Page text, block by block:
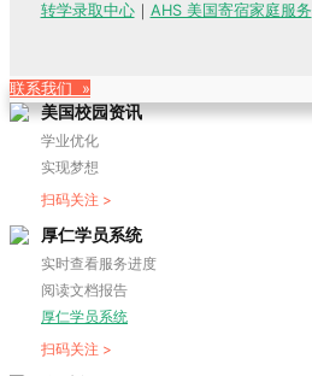
转学录取中心｜ AHS 美国寄宿家庭服务
联系我们 »
美国校园资讯
学业优化
实现梦想
扫码关注 >
厚仁学员系统
实时查看服务进度
阅读文档报告
厚仁学员系统
扫码关注 >